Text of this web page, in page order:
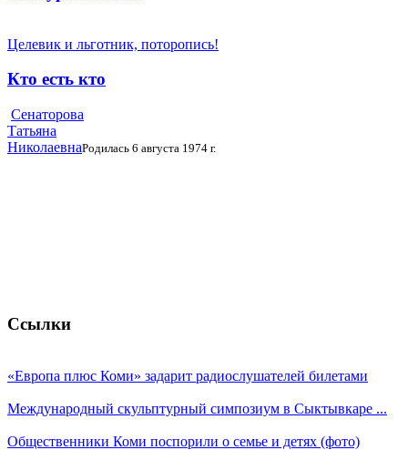
Целевик и льготник, поторопись!
Кто есть кто
Сенаторова
Татьяна
НиколаевнаРодилась 6 августа 1974 г.
Ссылки
«Европа плюс Коми» задарит радиослушателей билетами
Международный скульптурный симпозиум в Сыктывкаре ...
Общественники Коми поспорили о семье и детях (фото)